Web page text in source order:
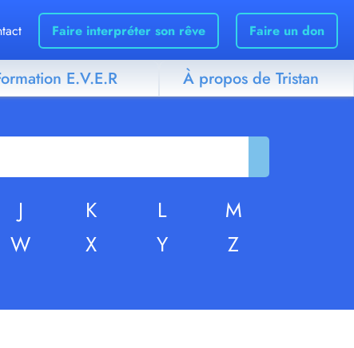
Faire interpréter son rêve Faire un don
E.V.E.R À propos de Tristan
J K L
M
W X Y Z